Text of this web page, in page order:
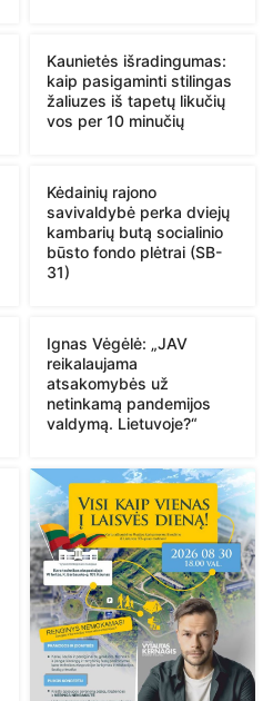
Kaunietės išradingumas:
kaip pasigaminti stilingas
žaliuzes iš tapetų likučių
vos per 10 minučių
Kėdainių rajono
savivaldybė perka dviejų
kambarių butą socialinio
būsto fondo plėtrai (SB-
31)
Ignas Vėgėlė: „JAV
reikalaujama
atsakomybės už
netinkamą pandemijos
valdymą. Lietuvoje?“